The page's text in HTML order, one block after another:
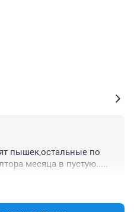
пышек,остальные по
месяца в пустую.....